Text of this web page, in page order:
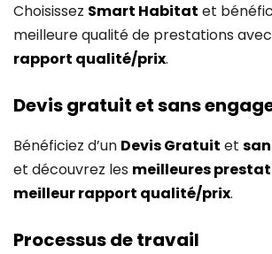
Choisissez Smart Habitat et
meilleure qualité de prestations
rapport qualité/prix.
Devis gratuit et sans
Bénéficiez d’un Devis Gratuit et
et découvrez les meilleures
meilleur rapport qualité/prix.
Processus de travail